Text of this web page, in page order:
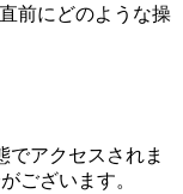
前にどのような操
でアクセスされま
ございます。